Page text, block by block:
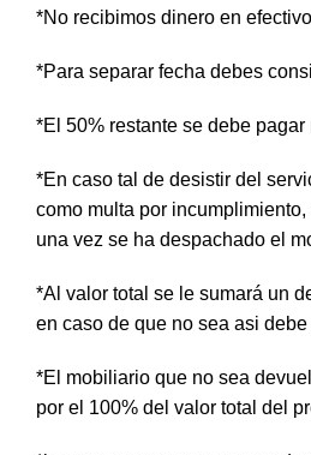
*No recibimos dinero en
*Para separar fecha debes
*El 50% restante se debe
*En caso tal de desistir del
como multa por
una vez se ha despachado el
*Al valor total se le sumará un
en caso de que no sea asi
*El mobiliario que no sea
por el 100% del valor total del